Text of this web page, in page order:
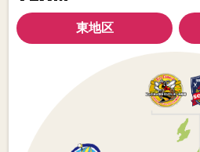
東地区